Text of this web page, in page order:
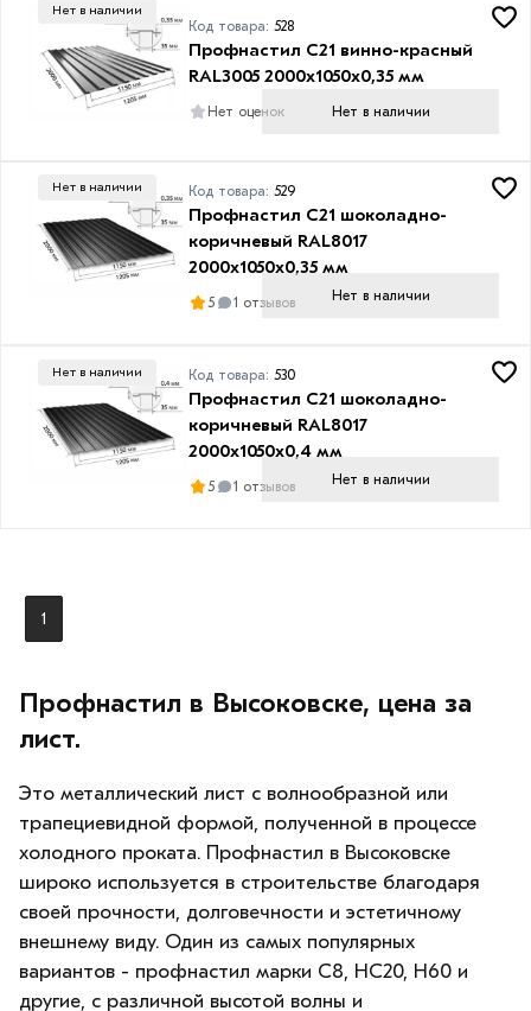
Нет в наличии
Код товара: 528
Профнастил С21 винно-красный
RAL3005 2000х1050х0,35 мм
Нет оценок Нет в наличии
Нет в наличии Код товара: 529
Профнастил С21 шоколадно-
коричневый RAL8017
2000х1050х0,35 мм
5 1 отзывов Нет в наличии
Нет в наличии Код товара: 530
Профнастил С21 шоколадно-
коричневый RAL8017
2000х1050х0,4 мм
5 1 отзывов Нет в наличии
1
Профнастил в Высоковске, цена за
лист.
Это металлический лист с волнообразной или
трапециевидной формой, полученной в процессе
холодного проката. Профнастил в Высоковске
широко используется в строительстве благодаря
своей прочности, долговечности и эстетичному
внешнему виду. Один из самых популярных
вариантов - профнастил марки С8, НС20, Н60 и
другие, с различной высотой волны и